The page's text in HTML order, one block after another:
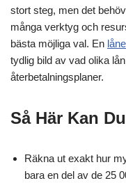
stort steg, men det
många verktyg och
bästa möjliga val. En
tydlig bild av vad olika
återbetalningsplaner.
Så Här Kan
Räkna ut exakt hur
bara en del av de 25